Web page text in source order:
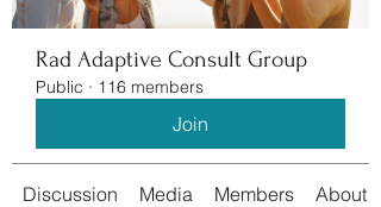
Rad Adaptive Consult Group
Public · 116 members
Join
Discussion Media Members About